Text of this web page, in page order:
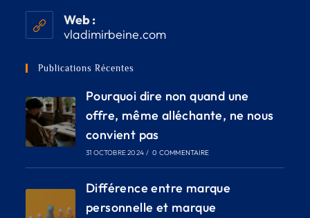
Web :
vladimirbeine.com
Publications Récentes
Pourquoi dire non quand une
offre, même alléchante, ne nous
convient pas
31 OCTOBRE 2024 / 0 COMMENTAIRE
Différence entre marque
personnelle et marque